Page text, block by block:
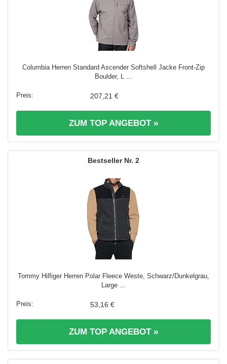
Columbia Herren Standard Ascender Softshell Jacke Front-Zip
Boulder, L ...
207,21 €
ZUM TOP ANGEBOT »
2
Tommy Hilfiger Herren Polar Fleece Weste, Schwarz/Dunkelgrau,
Large ...
53,16 €
ZUM TOP ANGEBOT »